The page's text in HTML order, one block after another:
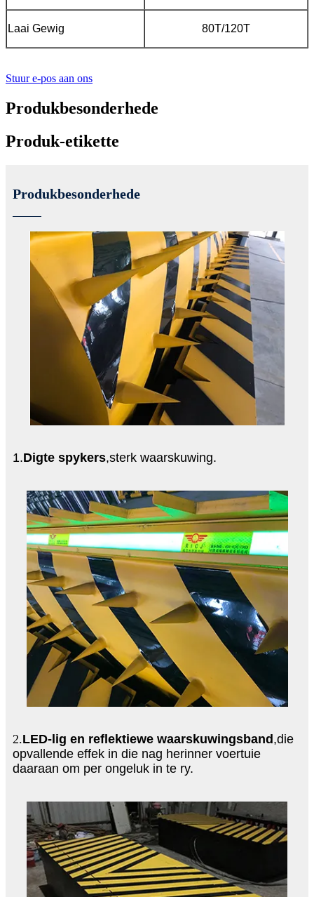
Laai Gewig 80T/120T
Stuur e-pos aan ons
Produkbesonderhede
Produk-etikette
Produkbesonderhede
1.Digte spykers,sterk waarskuwing.
2.LED-lig en reflektiewe waarskuwingsband,die
opvallende effek in die nag herinner voertuie
daaraan om per ongeluk in te ry.